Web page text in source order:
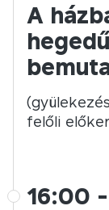
A
felőli
16:00 -